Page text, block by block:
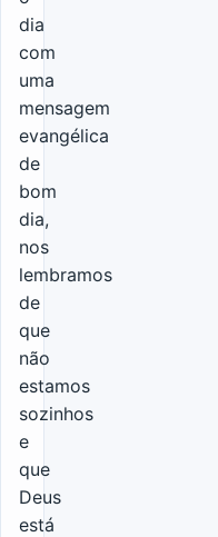
dia
com
uma
mensagem
evangélica
de
bom
dia,
nos
lembramos
de
que
não
estamos
sozinhos
e
que
Deus
está